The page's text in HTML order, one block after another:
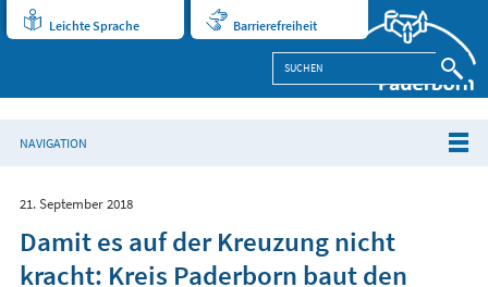
Leichte Sprache Barrierefreiheit
NAVIGATION
21. September 2018
Damit es auf der Kreuzung nicht
kracht: Kreis Paderborn baut den